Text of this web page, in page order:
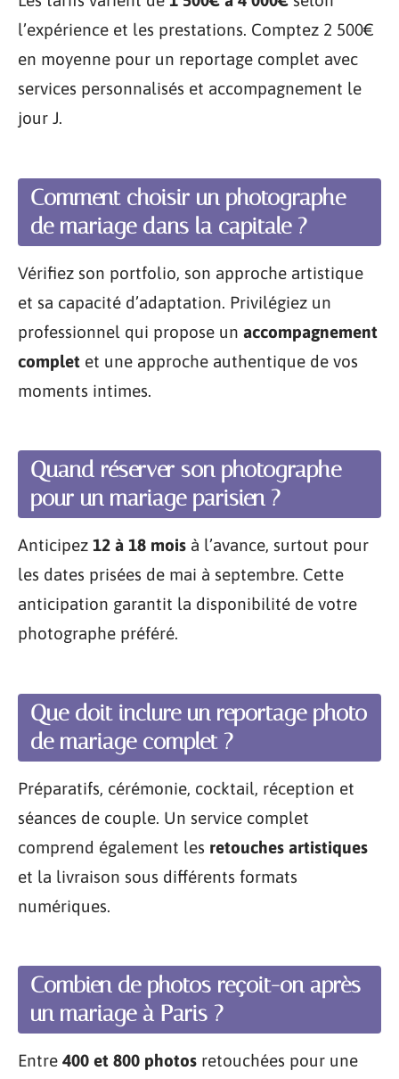
l’expérience et les prestations. Comptez 2 500€
en moyenne pour un reportage complet avec
services personnalisés et accompagnement le
jour J.
Comment choisir un photographe
de mariage dans la capitale ?
Vérifiez son portfolio, son approche artistique
et sa capacité d’adaptation. Privilégiez un
professionnel qui propose un accompagnement
complet et une approche authentique de vos
moments intimes.
Quand réserver son photographe
pour un mariage parisien ?
Anticipez 12 à 18 mois à l’avance, surtout pour
les dates prisées de mai à septembre. Cette
anticipation garantit la disponibilité de votre
photographe préféré.
Que doit inclure un reportage photo
de mariage complet ?
Préparatifs, cérémonie, cocktail, réception et
séances de couple. Un service complet
comprend également les retouches artistiques
et la livraison sous différents formats
numériques.
Combien de photos reçoit-on après
un mariage à Paris ?
Entre 400 et 800 photos retouchées pour une